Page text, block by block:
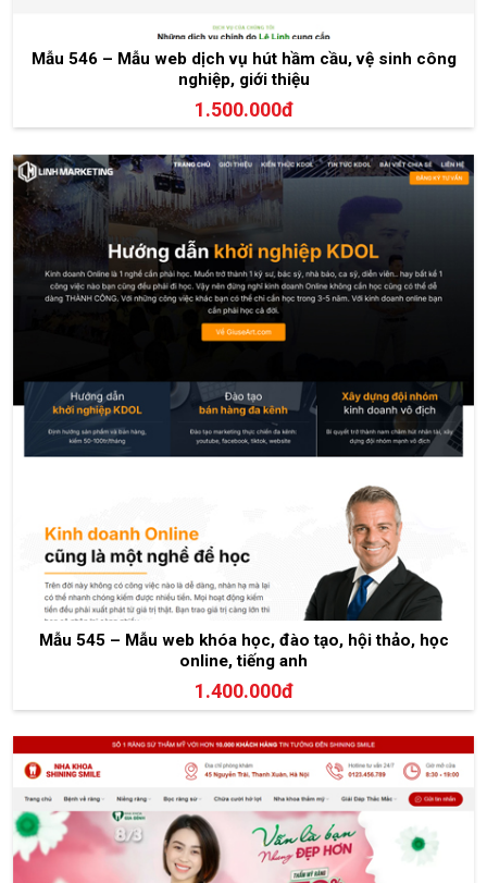
Mẫu 546 – Mẫu web dịch vụ hút hầm cầu, vệ sinh công
nghiệp, giới thiệu
1.500.000đ
Mẫu 545 – Mẫu web khóa học, đào tạo, hội thảo, học
online, tiếng anh
1.400.000đ